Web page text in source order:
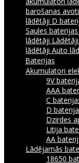
barošanas avoti
lādētāji D
Saules baterijas
lādētāji
lādētāji Auto
Baterijas
Akumulatori
9V
AAA
C
D
Dzirdes
Litija
AA
Lādējamās
18650